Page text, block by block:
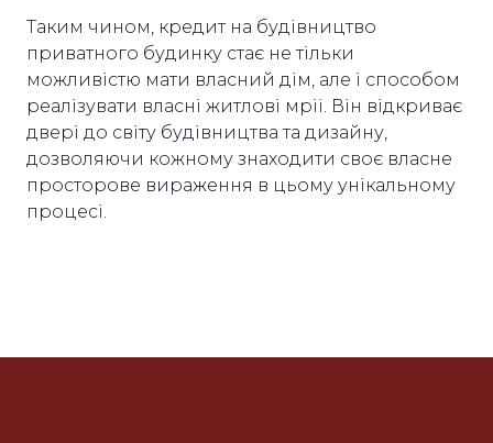
Таким чином, кредит на будівництво
приватного будинку стає не тільки
можливістю мати власний дім, але і способом
реалізувати власні житлові мрії. Він відкриває
двері до світу будівництва та дизайну,
дозволяючи кожному знаходити своє власне
просторове вираження в цьому унікальному
процесі.